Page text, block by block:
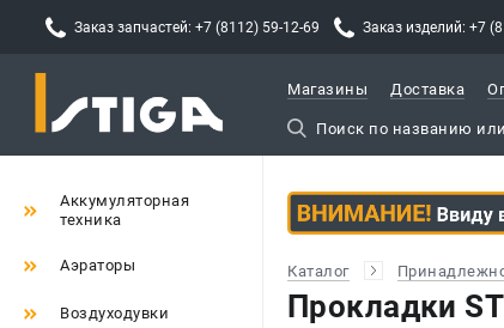
Заказ запчастей: +7 (8112) 59-12-69 Заказ изделий: +7
Магазины Доставка
Аккумуляторная
техника
Аэраторы
Воздуходувки
Каталог
Прокладки